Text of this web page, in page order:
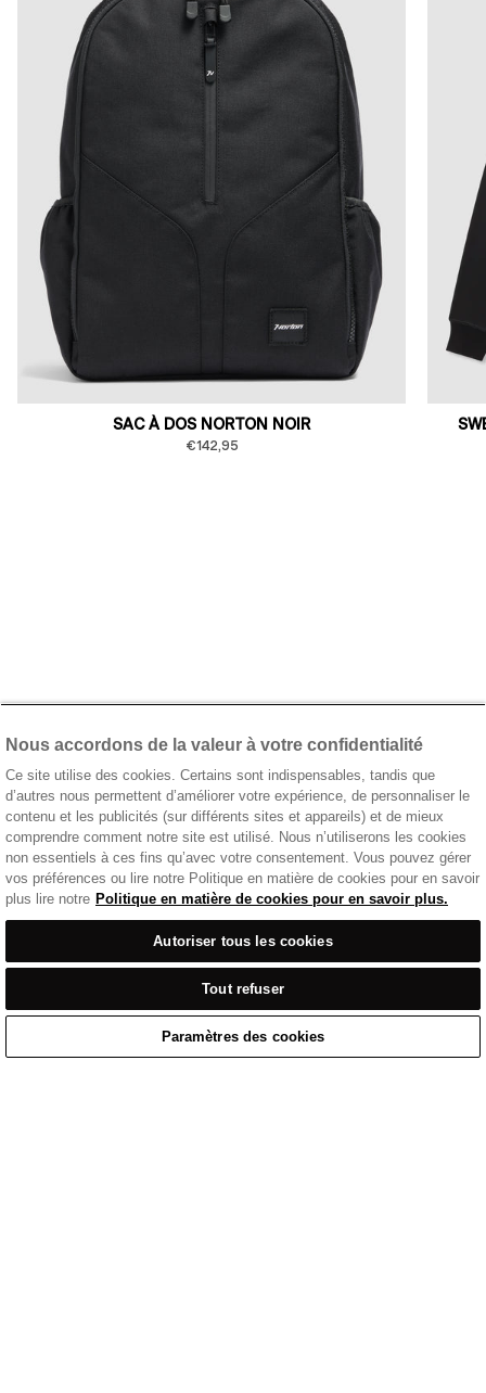
SAC À DOS NORTON NOIR
€142,95
Tenue Décontractée /
Home Cart Enquiry Waitlist
Nous accordons de la valeur à votre confidentialité
Ce site utilise des cookies. Certains sont indispensables, tandis que
d’autres nous permettent d’améliorer votre expérience, de personnaliser le
contenu et les publicités (sur différents sites et appareils) et de mieux
comprendre comment notre site est utilisé. Nous n’utiliserons les cookies
non essentiels à ces fins qu’avec votre consentement. Vous pouvez gérer
vos préférences ou lire notre Politique en matière de cookies pour en savoir
plus lire notre Politique en matière de cookies pour en savoir plus.
Autoriser tous les cookies
Tout refuser
Paramètres des cookies